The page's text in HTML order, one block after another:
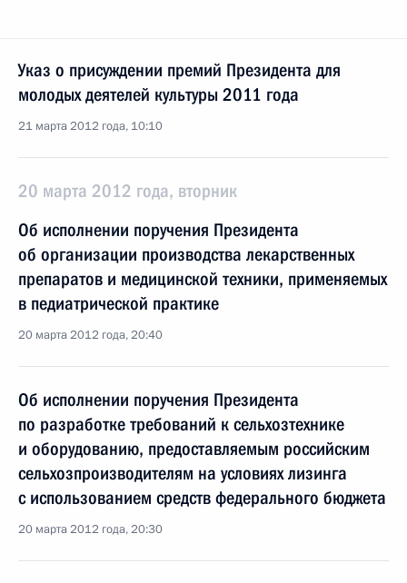
Указ о присуждении премий Президента для
молодых деятелей культуры 2011 года
21 марта 2012 года, 10:10
20 марта 2012 года, вторник
Об исполнении поручения Президента
об организации производства лекарственных
препаратов и медицинской техники, применяемых
в педиатрической практике
20 марта 2012 года, 20:40
Об исполнении поручения Президента
по разработке требований к сельхозтехнике
и оборудованию, предоставляемым российским
сельхозпроизводителям на условиях лизинга
с использованием средств федерального бюджета
20 марта 2012 года, 20:30